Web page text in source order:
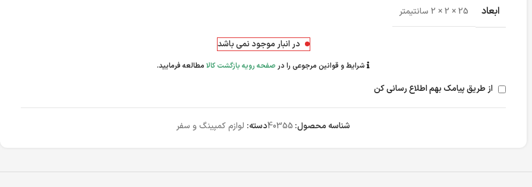
ابعاد 25 × 2 × 2 سانتیمتر
در انبار موجود نمی باشد
شرایط و قوانین مرجوعی را در صفحه رویه بازگشت کالا مطالعه فرمایید.
از طریق پیامک بهم اطلاع رسانی کن
شناسه محصول: 40355دسته: لوازم کمپینگ و سفر